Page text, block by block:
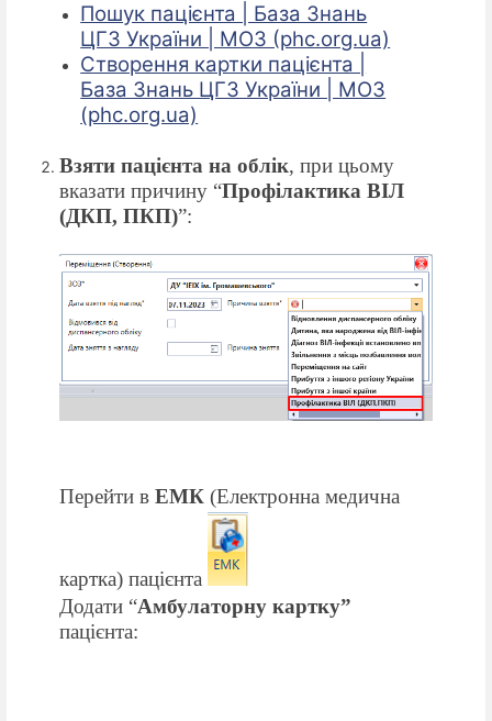
Пошук пацієнта | База Знань
ЦГЗ України | МОЗ (phc.org.ua)
Створення картки пацієнта |
База Знань ЦГЗ України | МОЗ
(phc.org.ua)
Взяти пацієнта на облік, при цьому
вказати причину “Профілактика ВІЛ
(ДКП, ПКП)”:
Перейти в ЕМК (Електронна медична
картка) пацієнта
Додати “Амбулаторну картку”
пацієнта: